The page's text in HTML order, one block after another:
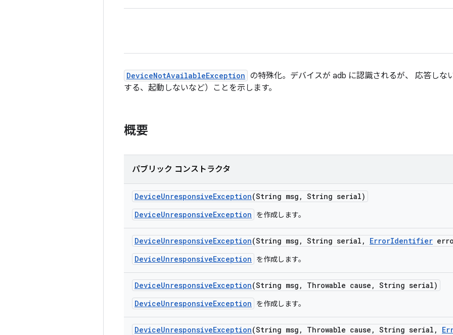
DeviceNotAvailableException の特殊化。デバイスが adb に認識されるが、 応答しな
する、起動しないなど）ことを示します。
概要
パブリック コンストラクタ
DeviceUnresponsiveException(String msg , String serial)
DeviceUnresponsiveException
を作成します。
DeviceUnresponsiveException(String msg , String serial , ErrorIdentifier
DeviceUnresponsiveException
を作成します。
DeviceUnresponsiveException(String msg , Throwable cause , String serial)
DeviceUnresponsiveException
を作成します。
DeviceUnresponsiveException(String msg , Throwable cause , String serial ,